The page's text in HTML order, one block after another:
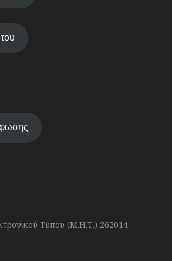
Τύπου (Μ.Η.Τ.) 262014